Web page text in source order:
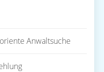
Anwaltsuche